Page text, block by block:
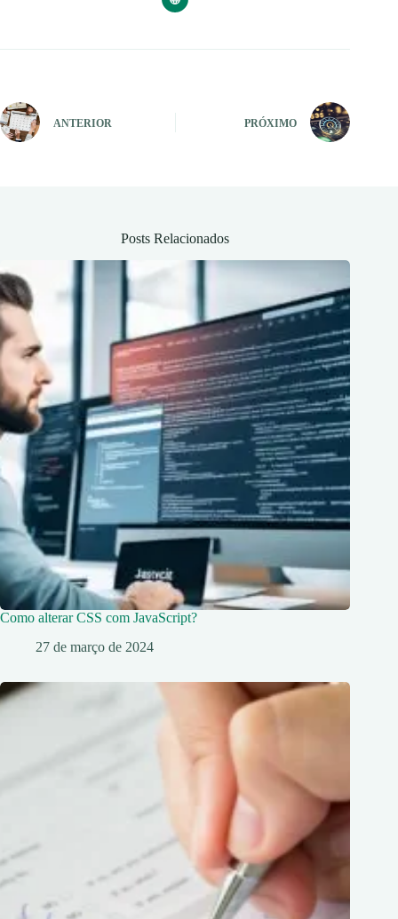
ANTERIOR PRÓXIMO
Posts Relacionados
Como alterar CSS com JavaScript?
27 de março de 2024